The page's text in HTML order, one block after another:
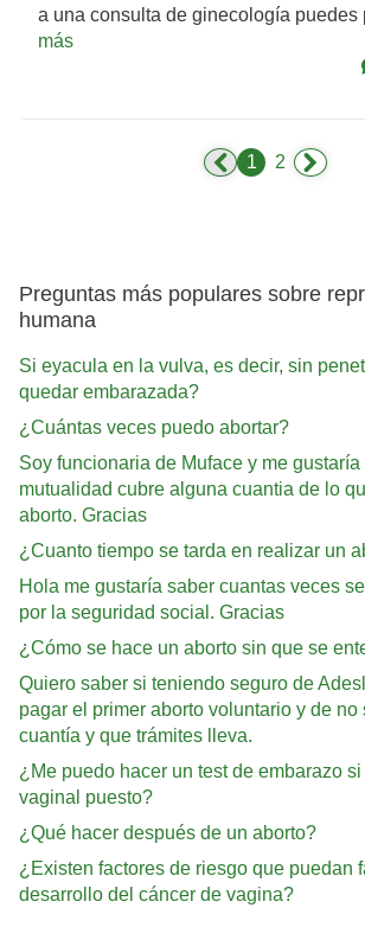
a una consulta de ginecología puedes
más
1 2
Preguntas más populares sobre
humana
Si eyacula en la vulva, es decir, sin
quedar embarazada?
¿Cuántas veces puedo abortar?
Soy funcionaria de Muface y me gustaría
mutualidad cubre alguna cuantia de lo
aborto. Gracias
¿Cuanto tiempo se tarda en realizar un
Hola me gustaría saber cuantas veces
por la seguridad social. Gracias
¿Cómo se hace un aborto sin que se
Quiero saber si teniendo seguro de
pagar el primer aborto voluntario y de no
cuantía y que trámites lleva.
¿Me puedo hacer un test de embarazo
vaginal puesto?
¿Qué hacer después de un aborto?
¿Existen factores de riesgo que puedan
desarrollo del cáncer de vagina?